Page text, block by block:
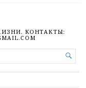
КОНТАКТЫ:
